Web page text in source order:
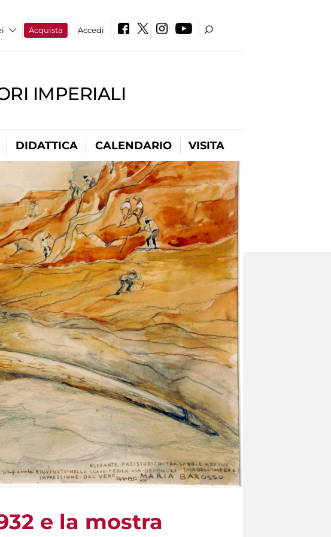
Acquista Accedi
IMPERIALI
DIDATTICA CALENDARIO VISITA
e la mostra